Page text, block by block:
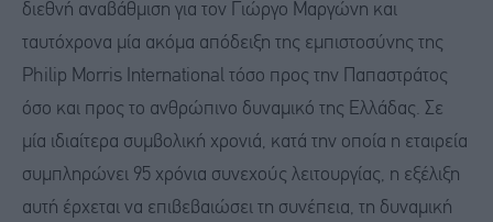
διεθνή αναβάθμιση για τον Γιώργο Μαργώνη και
ταυτόχρονα μία ακόμα απόδειξη της εμπιστοσύνης της
Philip Morris International τόσο προς την Παπαστράτος
όσο και προς το ανθρώπινο δυναμικό της Ελλάδας. Σε
μία ιδιαίτερα συμβολική χρονιά, κατά την οποία η εταιρεία
συμπληρώνει 95 χρόνια συνεχούς λειτουργίας, η εξέλιξη
αυτή έρχεται να επιβεβαιώσει τη συνέπεια, τη δυναμική